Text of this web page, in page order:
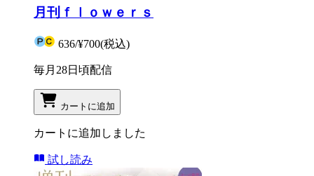
月刊ｆｌｏｗｅｒｓ
636/¥700(税込)
毎月28日頃配信
カートに追加
カートに追加しました
試し読み